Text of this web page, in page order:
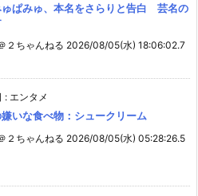
ゅぱみゅ、本名をさらりと告白 芸名の
２ちゃんねる 2026/08/05(水) 18:06:02.7
: エンタメ
いな食べ物：シュークリーム
２ちゃんねる 2026/08/05(水) 05:28:26.5